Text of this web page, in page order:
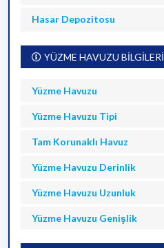
Hasar Depozitosu
YÜZME HAVUZU BİLGİLERİ
Yüzme Havuzu
Yüzme Havuzu Tipi
Tam Korunaklı Havuz
Yüzme Havuzu Derinlik
Yüzme Havuzu Uzunluk
Yüzme Havuzu Genişlik